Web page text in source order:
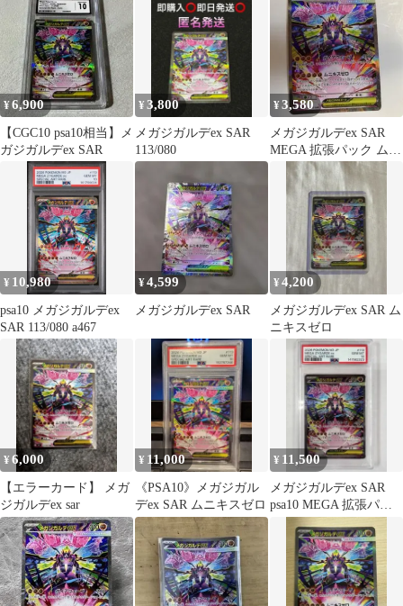
¥6,900
【CGC10 psa10相当】メ
ガジガルデex SAR
¥3,800
メガジガルデex SAR
113/080
¥3,580
メガジガルデex SAR
MEGA 拡張パック ムニ
キスゼロ キラ 113/0…
¥ 10,980
psa10 メガジガルデex
SAR 113/080 a467
¥4,599
メガジガルデex SAR
¥4,200
メガジガルデex SAR ム
ニキスゼロ
¥6,000
【エラーカード】 メガ
ジガルデex sar
¥ 11,000
《PSA10》メガジガル
デex SAR ムニキスゼロ
¥ 11,500
メガジガルデex SAR
psa10 MEGA 拡張パッ